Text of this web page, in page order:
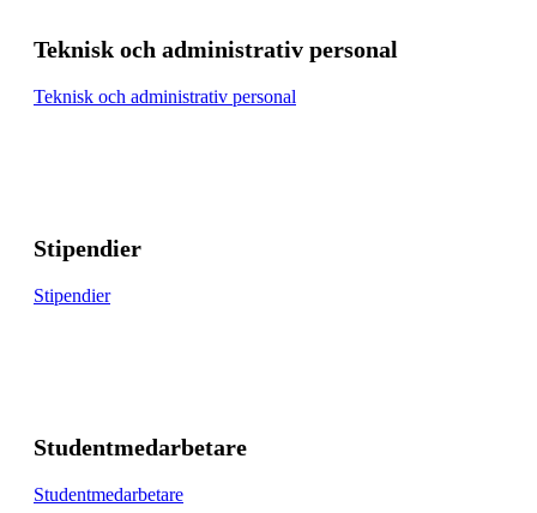
Teknisk och administrativ personal
Teknisk och administrativ personal
Stipendier
Stipendier
Studentmedarbetare
Studentmedarbetare